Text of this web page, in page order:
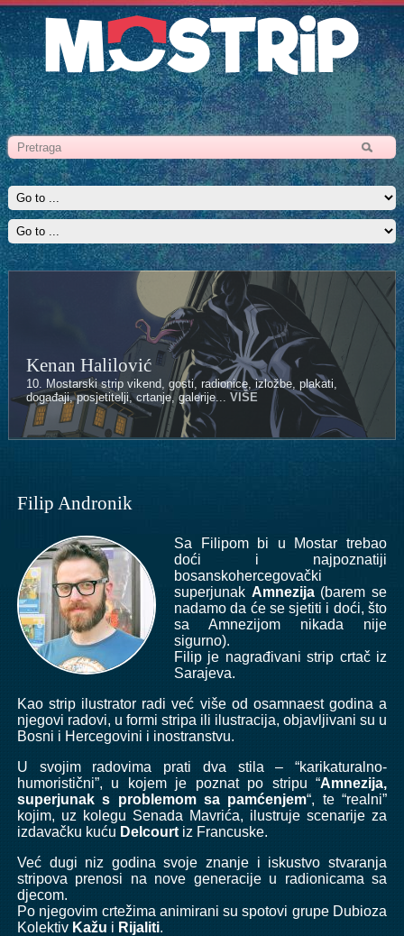
Kenan Halilović
10. Mostarski strip vikend, gosti, radionice, izložbe, plakati,
događaji, posjetitelji, crtanje, galerije... VIŠE
Filip Andronik
Sa Filipom bi u Mostar trebao
doći i najpoznatiji
bosanskohercegovački
superjunak Amnezija (barem se
nadamo da će se sjetiti i doći, što
sa Amnezijom nikada nije
sigurno).
Filip je nagrađivani strip crtač iz
Sarajeva.
Kao strip ilustrator radi već više od osamnaest godina a
njegovi radovi, u formi stripa ili ilustracija, objavljivani su u
Bosni i Hercegovini i inostranstvu.
U svojim radovima prati dva stila – “karikaturalno-
humoristični”, u kojem je poznat po stripu “Amnezija,
superjunak s problemom sa pamćenjem“, te “realni”
kojim, uz kolegu Senada Mavrića, ilustruje scenarije za
izdavačku kuću Delcourtiz Francuske.
Već dugi niz godina svoje znanje i iskustvo stvaranja
stripova prenosi na nove generacije u radionicama sa
djecom.
Po njegovim crtežima animirani su spotovi grupe Dubioza
Kolektiv Kažu i Rijaliti.